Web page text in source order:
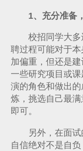
1、充分准备
校招同学大多
聘过程可能对于
加偏重，但还是
一些研究项目或
演的角色和做出
炼，挑选自己最
即可。
另外，在面试
自信绝对不是自